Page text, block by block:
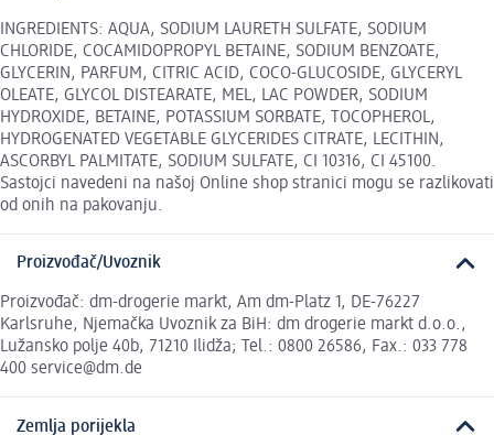
INGREDIENTS: AQUA, SODIUM LAURETH SULFATE, SODIUM
CHLORIDE, COCAMIDOPROPYL BETAINE, SODIUM BENZOATE,
GLYCERIN, PARFUM, CITRIC ACID, COCO-GLUCOSIDE, GLYCERYL
OLEATE, GLYCOL DISTEARATE, MEL, LAC POWDER, SODIUM
HYDROXIDE, BETAINE, POTASSIUM SORBATE, TOCOPHEROL,
HYDROGENATED VEGETABLE GLYCERIDES CITRATE, LECITHIN,
ASCORBYL PALMITATE, SODIUM SULFATE, CI 10316, CI 45100.
Sastojci navedeni na našoj Online shop stranici mogu se razlikovati
od onih na pakovanju.
Proizvođač/Uvoznik
Proizvođač: dm-drogerie markt, Am dm-Platz 1, DE-76227
Karlsruhe, Njemačka Uvoznik za BiH: dm drogerie markt d.o.o.,
Lužansko polje 40b, 71210 Ilidža; Tel.: 0800 26586, Fax.: 033 778
400 service@dm.de
Zemlja porijekla